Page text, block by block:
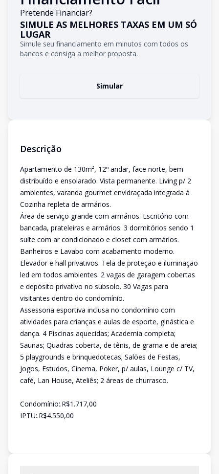
Pretende Financiar?
SIMULE AS MELHORES TAXAS EM UM SÓ
LUGAR
Simule seu financiamento em minutos com todos os
bancos e consiga a melhor proposta.
Simular
Descrição
Apartamento de 130m², 12º andar, face norte, bem
distribuído e ensolarado. Vista permanente. Living p/ 2
ambientes, varanda gourmet envidraçada integrada à
Cozinha repleta de armários.
Área de serviço grande com armários. Escritório com
bancada, prateleiras e armários. 3 dormitórios sendo 1
suíte com ar condicionado e closet com armários.
Banheiros e Lavabo com acabamento moderno.
Elevador e hall privativos. Tela de proteção e iluminação
led em todos ambientes. 2 vagas de garagem cobertas
e depósito privativo no subsolo. 30 Vagas para
visitantes dentro do condomínio.
Assessoria esportiva inclusa no condomínio com
atividades para crianças e aulas de esporte, ginástica e
dança. 4 Piscinas aquecidas; Academia completa;
Saunas; Quadras coberta, de tênis, de grama e de areia;
5 playgrounds e brinquedotecas; Salões de Festas,
Jogos, Estudos, Cinema, Poker, p/ aulas, Lounge c/ TV,
café, Lan House, Ateliês; 2 áreas de churrasco.
Condomínio:.R$1.717,00
IPTU:.R$4.550,00